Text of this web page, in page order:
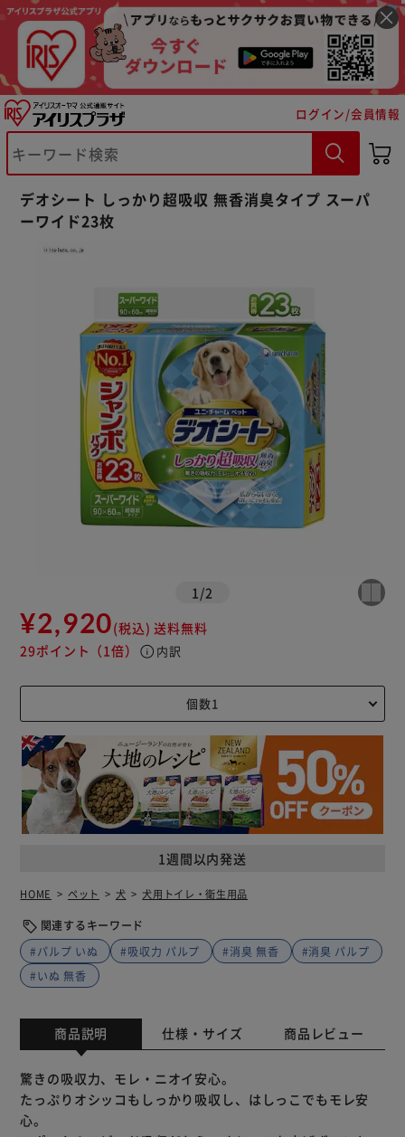
ログイン/会員情報
デオシート しっかり超吸収 無香消臭タイプ スーパ
ーワイド23枚
1 /2
¥2,920(税込) 送料無料
29ポイント （1倍） info 内訳
1週間以内発送
HOME ペット 犬 犬用トイレ・衛生用品
関連するキーワード
#パルプ いぬ
#吸収力 パルプ #消臭 無香
#消臭 パルプ
#いぬ 無香
商品説明 仕様・サイズ 商品レビュー
驚きの吸収力、モレ・ニオイ安心。
たっぷりオシッコもしっかり吸収し、はしっこでもモレ安
心。
※ご確認ください
カートに入れる